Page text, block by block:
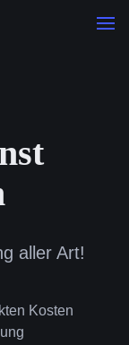
aller Art!
Kosten